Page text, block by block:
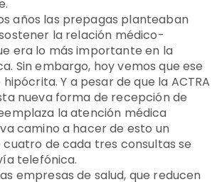
años las prepagas planteaban
la relación médico-
era lo más importante en la
Sin embargo, hoy vemos que ese
Y a pesar de que la ACTRA
nueva forma de recepción de
la atención médica
camino a hacer de esto un
cuatro de cada tres consultas se
telefónica.
empresas de salud, que reducen